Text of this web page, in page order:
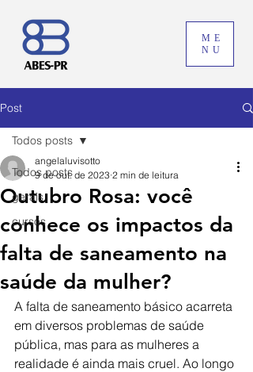
ME
NU
Post
Todos posts
gerais
cursos
Todos posts
Outubro Rosa: você
conhece os impactos da
falta de saneamento na
saúde da mulher?
angelaluvisotto
9 de out. de 2023 2 min de leitura
A falta de saneamento básico acarreta
em diversos problemas de saúde
pública, mas para as mulheres a
realidade é ainda mais cruel. Ao longo